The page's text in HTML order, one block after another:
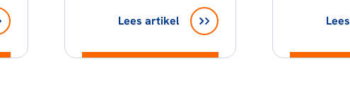
Lees artikel